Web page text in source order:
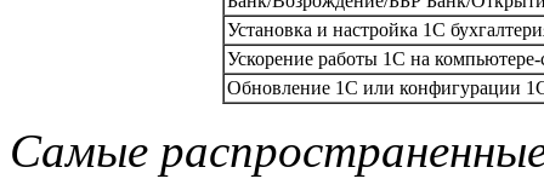
Установка и настройка 1С
Ускорение работы 1С на компьютере-
Обновление 1С или конфигурации
Самые